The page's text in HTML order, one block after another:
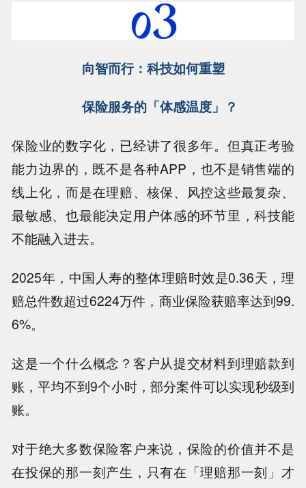
向智而行：科技如何重塑
保险服务的「体感温度」？
保险业的数字化，已经讲了很多年。但真正考验
能力边界的，既不是各种APP，也不是销售端的
线上化，而是在理赔、核保、风控这些最复杂、
最敏感、也最能决定用户体感的环节里，科技能
不能融入进去。
2025年，中国人寿的整体理赔时效是0.36天，理
赔总件数超过6224万件，商业保险获赔率达到99.
6%。
这是一个什么概念？客户从提交材料到理赔款到
账，平均不到9个小时，部分案件可以实现秒级到
账。
对于绝大多数保险客户来说，保险的价值并不是
在投保的那一刻产生，只有在「理赔那一刻」才